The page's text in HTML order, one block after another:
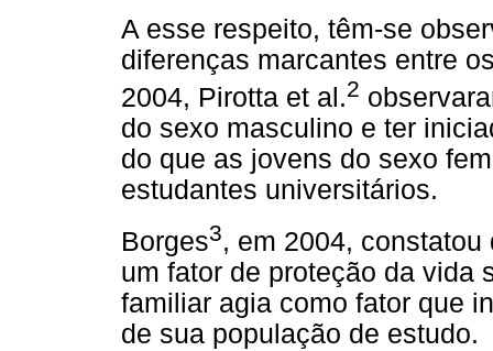
A esse respeito, têm-se
diferenças marcantes entre
2004, Pirotta et al.2
do sexo masculino e ter
do que as jovens do sexo
estudantes universitários.
Borges3, em 2004,
um fator de proteção da vida
familiar agia como fator que
de sua população de estudo.